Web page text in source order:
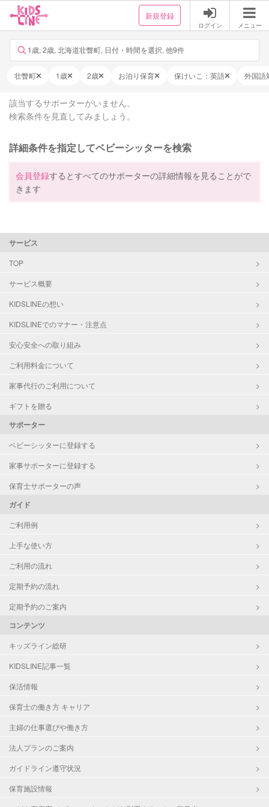
新規登録
ログイン メニュー
1歳, 2歳, 北海道壮瞥町, 日付・時間を選択, 他9件
壮瞥町 1歳 2歳 お泊り保育 保けいこ：英語 外国語
該当するサポーターがいません。
検索条件を見直してみましょう。
詳細条件を指定してベビーシッターを検索
会員登録するとすべてのサポーターの詳細情報を見ることがで
きます
サービス
TOP
サービス概要
KIDSLINEの想い
KIDSLINEでのマナー・注意点
安心安全への取り組み
ご利用料金について
家事代行のご利用について
ギフトを贈る
サポーター
ベビーシッターに登録する
家事サポーターに登録する
保育士サポーターの声
ガイド
ご利用例
上手な使い方
ご利用の流れ
定期予約の流れ
定期予約のご案内
コンテンツ
キッズライン総研
KIDSLINE記事一覧
保活情報
保育士の働き方 キャリア
主婦の仕事選びや働き方
法人プランのご案内
ガイドライン遵守状況
保育施設情報